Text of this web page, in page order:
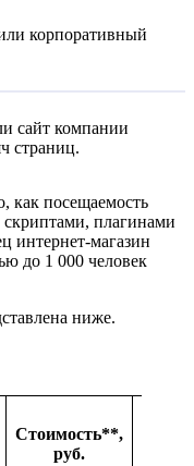
корпоративный
сайт компании
страниц.
как посещаемость
плагинами
интернет-магазин
до 1 000 человек
ниже.
Стоимость**,
руб.